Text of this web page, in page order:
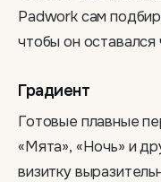
Padwork сам
чтобы он
Градиент
Готовые плавные
«Мята», «Ночь» и
визитку